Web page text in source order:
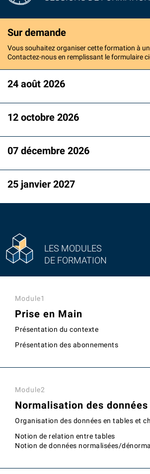
LES MODULES
DE FORMATION
Module1
Prise en Main
Présentation du contexte
Présentation des abonnements
Module2
Normalisation des données
Organisation des données en tables et
Notion de relation entre tables
Notion de données normalisées/
Sur demande
Vous souhaitez organiser cette formation à
Contactez-nous en remplissant le formulaire
24 août 2026
12 octobre 2026
07 décembre 2026
25 janvier 2027